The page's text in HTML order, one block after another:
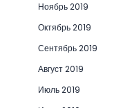
Ноябрь 2019
Октябрь 2019
Сентябрь 2019
Август 2019
Июль 2019